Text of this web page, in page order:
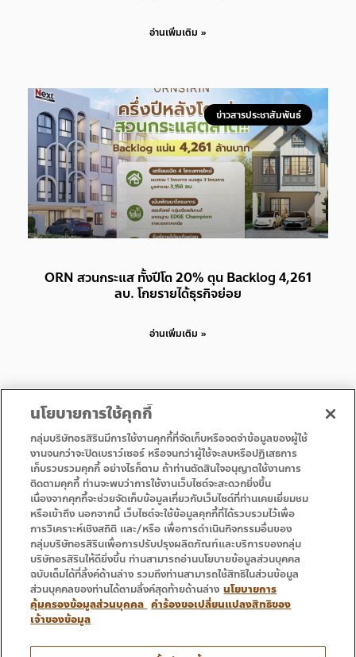
อ่านเพิ่มเติม »
ข่าวสารประชาสัมพันธ์
ORN สวนกระแส ทั้งปีโต 20% ตุน Backlog 4,261
ลบ. โกยรายได้ธุรกิจย่อย
อ่านเพิ่มเติม »
• หน้าแรก
• โปรโมชั่น
• บริการ
• ติดต่อเรา
โทร : 053 333 666
นโยบายการใช้คุกกี้
กลุ่มบริษัทอรสิรินมีการใช้งานคุกกี้ที่จัดเก็บหรือจดจำข้อมูลของผู้ใช้
งานจนกว่าจะปิดเบราว์เซอร์ หรือจนกว่าผู้ใช้จะลบหรือปฏิเสธการ
เก็บรวบรวมคุกกี้ อย่างไรก็ตาม ถ้าท่านตัดสินใจอนุญาตใช้งานการ
ติดตามคุกกี้ ท่านจะพบว่าการใช้งานเว็บไซต์จะสะดวกยิ่งขึ้น
เนื่องจากคุกกี้จะช่วยจัดเก็บข้อมูลเกี่ยวกับเว็บไซต์ที่ท่านเคยเยี่ยมชม
หรือเข้าถึง นอกจากนี้ เว็บไซต์จะใช้ข้อมูลคุกกี้ที่ได้รวบรวมไว้เพื่อ
การวิเคราะห์เชิงสถิติ และ/หรือ เพื่อการดำเนินกิจกรรมอื่นของ
กลุ่มบริษัทอรสิรินเพื่อการปรับปรุงผลิตภัณฑ์และบริการของกลุ่ม
บริษัทอรสิรินให้ดียิ่งขึ้น ท่านสามารถอ่านนโยบายข้อมูลส่วนบุคคล
ฉบับเต็มได้ที่ลิ้งค์ด้านล่าง รวมถึงท่านสามารถใช้สิทธิในส่วนข้อมูล
ส่วนบุคคลของท่านได้ตามลิ้งค์สุดท้ายด้านล่าง นโยบายการ
คุ้มครองข้อมูลส่วนบุคคล คำร้องขอเปลี่ยนแปลงสิทธิของ
เจ้าของข้อมูล